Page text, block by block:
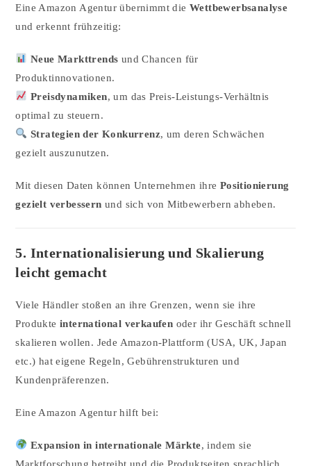
Eine Amazon Agentur übernimmt dieWettbewerbsanalyse
und erkennt frühzeitig:
Neue Markttrends und Chancen für
Produktinnovationen.
Preisdynamiken, um das Preis-Leistungs-Verhältnis
optimal zu steuern.
Strategien der Konkurrenz, um deren Schwächen
gezielt auszunutzen.
Mit diesen Daten können Unternehmen ihre Positionierung
gezielt verbessern und sich von Mitbewerbern abheben.
5. Internationalisierung und Skalierung
leicht gemacht
Viele Händler stoßen an ihre Grenzen, wenn sie ihre
Produkteinternational verkaufen oder ihr Geschäft schnell
skalieren wollen. Jede Amazon-Plattform (USA, UK, Japan
etc.) hat eigene Regeln, Gebührenstrukturen und
Kundenpräferenzen.
Eine Amazon Agentur hilft bei:
Expansion in internationale Märkte, indem sie
Marktforschung betreibt und die Produktseiten sprachlich